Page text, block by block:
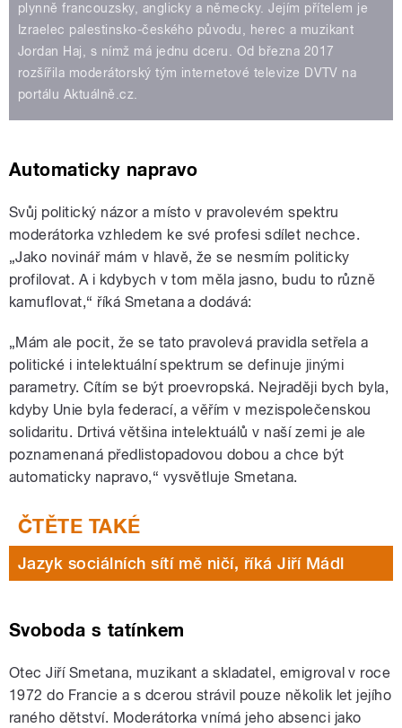
plynně francouzsky, anglicky a německy. Jejím přítelem je
Izraelec palestinsko-českého původu, herec a muzikant
Jordan Haj, s nímž má jednu dceru. Od března 2017
rozšířila moderátorský tým internetové televize DVTV na
portálu Aktuálně.cz.
Automaticky napravo
Svůj politický názor a místo v pravolevém spektru
moderátorka vzhledem ke své profesi sdílet nechce.
„Jako novinář mám v hlavě, že se nesmím politicky
profilovat. A i kdybych v tom měla jasno, budu to různě
kamuflovat,“ říká Smetana a dodává:
„Mám ale pocit, že se tato pravolevá pravidla setřela a
politické i intelektuální spektrum se definuje jinými
parametry. Cítím se být proevropská. Nejraději bych byla,
kdyby Unie byla federací, a věřím v mezispolečenskou
solidaritu. Drtivá většina intelektuálů v naší zemi je ale
poznamenaná předlistopadovou dobou a chce být
automaticky napravo,“ vysvětluje Smetana.
Jazyk sociálních sítí mě ničí, říká Jiří Mádl
Svoboda s tatínkem
Otec Jiří Smetana, muzikant a skladatel, emigroval v roce
1972 do Francie a s dcerou strávil pouze několik let jejího
raného dětství. Moderátorka vnímá jeho absenci jako